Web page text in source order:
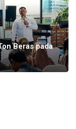
Beras pada